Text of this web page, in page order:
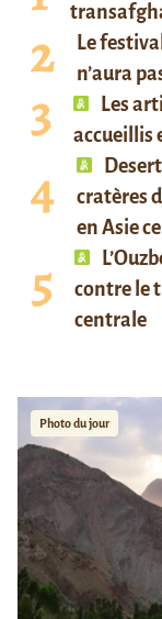
Le
n’aura
Les
accueillis
cratères
en Asie
contre le
centrale
Photo du jour